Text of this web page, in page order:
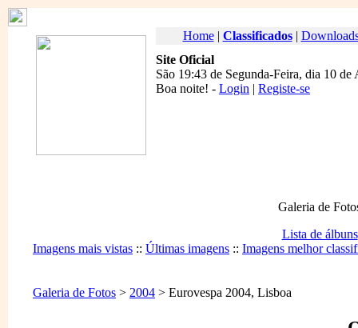
Home| Classificados|
Site Oficial
São 19:43 de Segunda-Feira, dia 10 de
Boa noite! - Login | Registe-se
Galeria de
Lista de álbuns
Imagens mais vistas :: Últimas imagens :: Imagens melhor
Galeria de Fotos > 2004 > Eurovespa 2004, Lisboa